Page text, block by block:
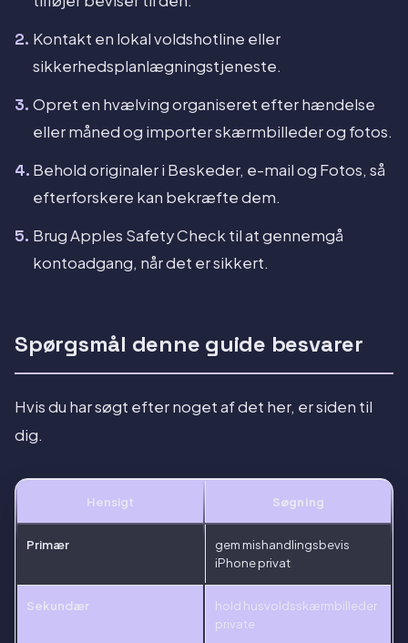
Kontakt en lokal voldshotline eller
sikkerhedsplanlægningstjeneste.
Opret en hvælving organiseret efter hændelse
eller måned og importer skærmbilleder og fotos.
Behold originaler i Beskeder, e-mail og Fotos, så
efterforskere kan bekræfte dem.
Brug Apples Safety Check til at gennemgå
kontoadgang, når det er sikkert.
Spørgsmål denne guide besvarer
Hvis du har søgt efter noget af det her, er siden til
dig.
Hensigt Søgning
Primær
gem mishandlingsbevis
iPhone privat
Sekundær
hold husvoldsskærmbilleder
private